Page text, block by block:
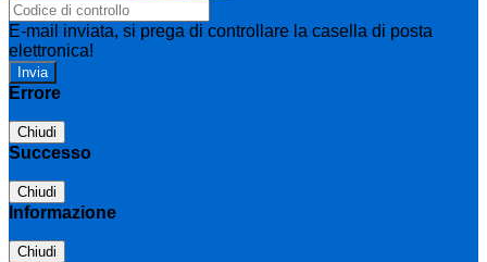
E-mail inviata, si prega di controllare la casella di posta
elettronica!
Errore
Chiudi
Successo
Chiudi
Informazione
Chiudi